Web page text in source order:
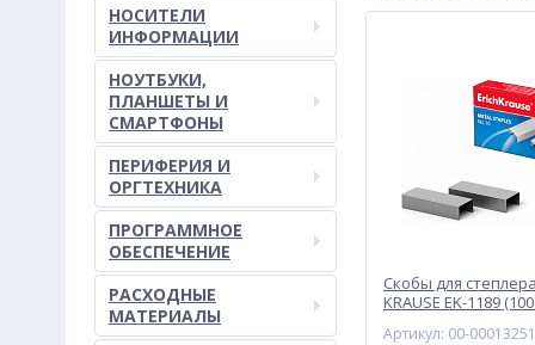
НОСИТЕЛИ
ИНФОРМАЦИИ
НОУТБУКИ,
ПЛАНШЕТЫ И
СМАРТФОНЫ
ПЕРИФЕРИЯ И
ОРГТЕХНИКА
ПРОГРАММНОЕ
ОБЕСПЕЧЕНИЕ
РАСХОДНЫЕ
МАТЕРИАЛЫ
Скобы для
KRAUSE EK-1189
Артикул: 00-00013251